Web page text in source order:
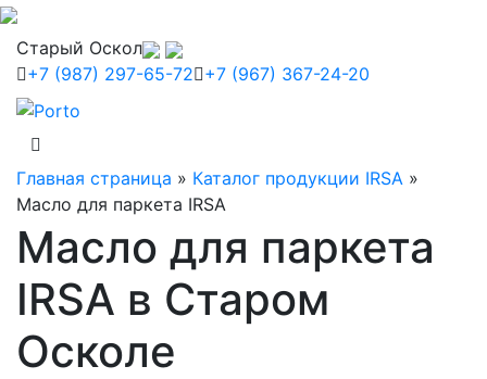
Старый Оскол
+7 (987) 297-65-72 +7 (967) 367-24-20
Главная страница » Каталог продукции IRSA »
Масло для паркета IRSA
Масло для паркета
IRSA в Старом
Осколе